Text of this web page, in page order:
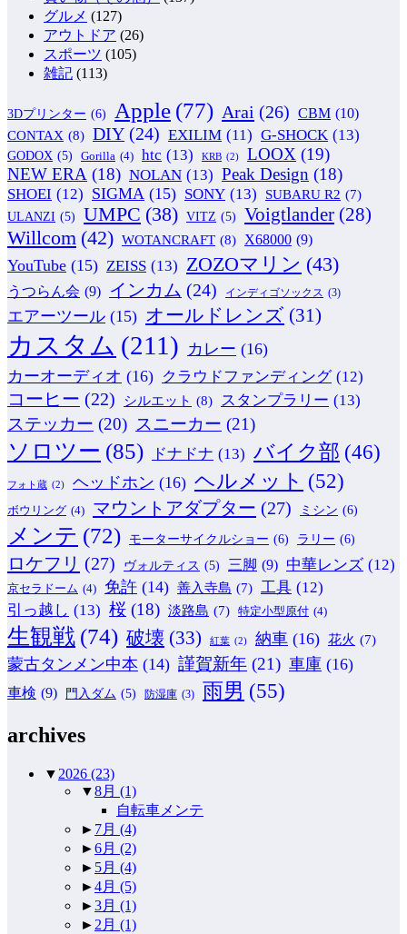
グルメ (127)
アウトドア (26)
スポーツ (105)
雑記 (113)
3Dプリンター (6) Apple (77) Arai (26) CBM (10)
CONTAX (8) DIY (24) EXILIM (11) G-SHOCK (13)
GODOX (5) Gorilla (4) htc (13) KRB (2) LOOX (19)
NEW ERA (18) NOLAN (13) Peak Design (18)
SHOEI (12) SIGMA (15) SONY (13) SUBARU R2 (7)
ULANZI (5) UMPC (38) VITZ (5) Voigtlander (28)
Willcom (42) WOTANCRAFT (8) X68000 (9)
YouTube (15) ZEISS (13) ZOZOマリン (43)
うつらん会 (9) インカム (24) インディゴソックス (3)
エアーツール (15) オールドレンズ (31)
カスタム (211) カレー (16)
カーオーディオ (16) クラウドファンディング (12)
コーヒー (22) シルエット (8) スタンプラリー (13)
ステッカー (20) スニーカー (21)
ソロツー (85) ドナドナ (13) バイク部 (46)
フォト蔵 (2) ヘッドホン (16) ヘルメット (52)
ボウリング (4) マウントアダプター (27) ミシン (6)
メンテ (72) モーターサイクルショー (6) ラリー (6)
ロケフリ (27) ヴォルティス (5) 三脚 (9) 中華レンズ (12)
京セラドーム (4) 免許 (14) 善入寺島 (7) 工具 (12)
引っ越し (13) 桜 (18) 淡路島 (7) 特定小型原付 (4)
生観戦 (74) 破壊 (33) 紅葉 (2) 納車 (16) 花火 (7)
蒙古タンメン中本 (14) 謹賀新年 (21) 車庫 (16)
車検 (9) 門入ダム (5) 防湿庫 (3) 雨男 (55)
archives
▼ 2026 (23)
▼8月 (1)
自転車メンテ
► 7月 (4)
►6月 (2)
► 5月 (4)
►4月 (5)
►3月 (1)
► 2月 (1)